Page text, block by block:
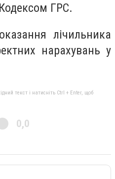
ГРС.
лічильника
нарахувань у
текст і натисніть Ctrl + Enter, щоб
0,0